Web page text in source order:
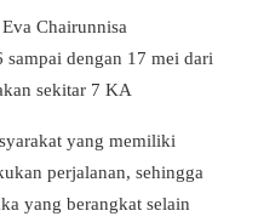
Chairunnisa
dengan 17 mei dari
sekitar 7 KA
yang memiliki
perjalanan, sehingga
yang berangkat selain